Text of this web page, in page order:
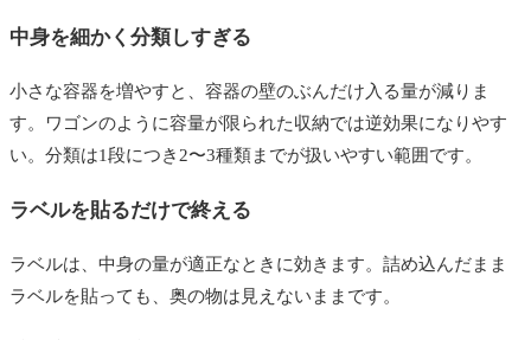
中身を細かく分類しすぎる
小さな容器を増やすと、容器の壁のぶんだけ入る量が減りま
す。ワゴンのように容量が限られた収納では逆効果になりやす
い。分類は1段につき2〜3種類までが扱いやすい範囲です。
ラベルを貼るだけで終える
ラベルは、中身の量が適正なときに効きます。詰め込んだまま
ラベルを貼っても、奥の物は見えないままです。